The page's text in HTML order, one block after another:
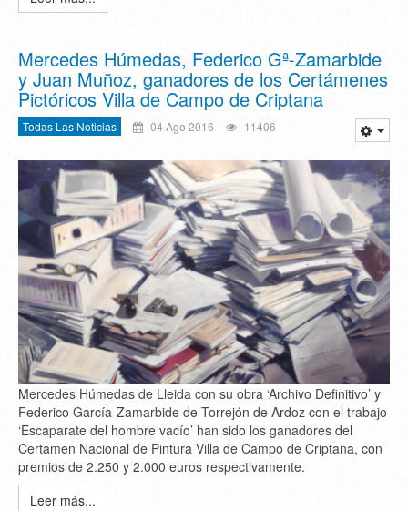
Mercedes Húmedas, Federico Gª-Zamarbide
y Juan Muñoz, ganadores de los Certámenes
Pictóricos Villa de Campo de Criptana
Todas Las Noticias 04 Ago 2016 11406
Mercedes Húmedas de Lleida con su obra ‘Archivo Definitivo’ y
Federico García-Zamarbide de Torrejón de Ardoz con el trabajo
‘Escaparate del hombre vacío’ han sido los ganadores del
Certamen Nacional de Pintura Villa de Campo de Criptana, con
premios de 2.250 y 2.000 euros respectivamente.
Leer más...